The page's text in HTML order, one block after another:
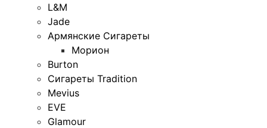
L&M
Jade
Армянские Сигареты
Морион
Burton
Сигареты Tradition
Mevius
EVE
Glamour